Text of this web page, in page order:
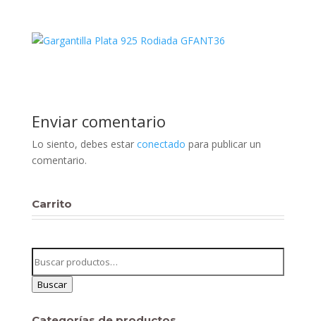
Enviar comentario
Lo siento, debes estar conectado para publicar un
comentario.
Carrito
por:
Buscar